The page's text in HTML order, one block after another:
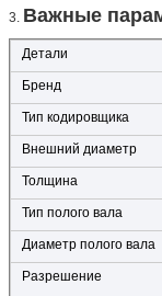
3. Важные
Детали
Бренд
Тип кодировщика
Внешний диаметр
Толщина
Тип полого вала
Диаметр полого вала
Разрешение